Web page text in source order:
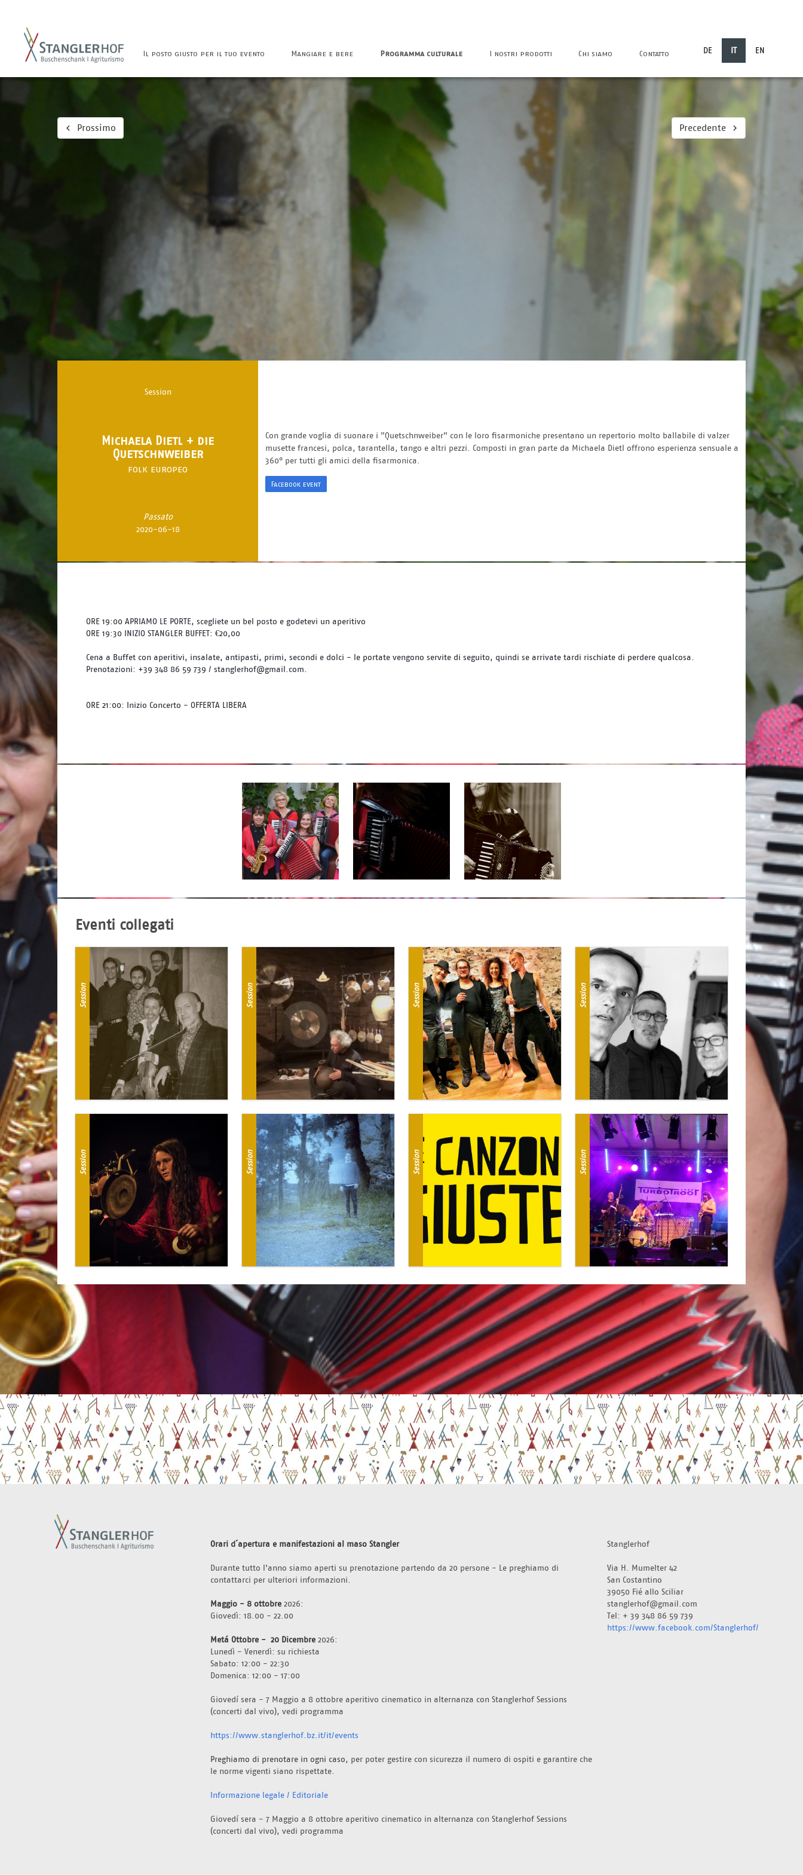
Il posto giusto per il tuo evento Mangiare e bere Programma culturale I nostri prodotti Chi siamo Contatto DE IT EN
Prossimo Precedente
Session
Michaela Dietl + die
Quetschnweiber
folk europeo
Passato
2020-06-18
Con grande voglia di suonare i "Quetschnweiber" con le loro fisarmoniche presentano un repertorio molto ballabile di valzer
musette francesi, polca, tarantella, tango e altri pezzi. Composti in gran parte da Michaela Dietl offrono esperienza sensuale a
360° per tutti gli amici della fisarmonica.
Facebook event
ORE 19:00 APRIAMO LE PORTE, scegliete un bel posto e godetevi un aperitivo
ORE 19:30 INIZIO STANGLER BUFFET: €20,00
Cena a Buffet con aperitivi, insalate, antipasti, primi, secondi e dolci - le portate vengono servite di seguito, quindi se arrivate tardi rischiate di perdere qualcosa.
Prenotazioni: +39 348 86 59 739 / stanglerhof@gmail.com.
ORE 21:00: Inizio Concerto - OFFERTA LIBERA
Eventi collegati
Session Session Session Session
Session Session Session Session
Orari d´apertura e manifestazioni al maso Stangler
Durante tutto l'anno siamo aperti su prenotazione partendo da 20 persone - Le preghiamo di
contattarci per ulteriori informazioni.
Maggio - 8 ottobre 2026:
Giovedì: 18.00 - 22.00
Metá Ottobre -  20 Dicembre 2026:
Lunedì - Venerdì: su richiesta
Sabato: 12:00 - 22:30
Domenica: 12:00 - 17:00
Giovedí sera - 7 Maggio a 8 ottobre aperitivo cinematico in alternanza con Stanglerhof Sessions
(concerti dal vivo), vedi programma
https://www.stanglerhof.bz.it/it/events
Preghiamo di prenotare in ogni caso, per poter gestire con sicurezza il numero di ospiti e garantire che
le norme vigenti siano rispettate.
Informazione legale / Editoriale
Giovedí sera - 7 Maggio a 8 ottobre aperitivo cinematico in alternanza con Stanglerhof Sessions
(concerti dal vivo), vedi programma
Stanglerhof
Via H. Mumelter 42
San Costantino
39050 Fié allo Sciliar
stanglerhof@gmail.com
Tel: + 39 348 86 59 739
https://www.facebook.com/Stanglerhof/